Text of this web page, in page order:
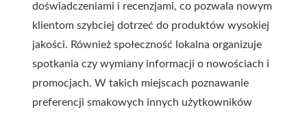
doświadczeniami i recenzjami, co pozwala nowym
klientom szybciej dotrzeć do produktów wysokiej
jakości. Również społeczność lokalna organizuje
spotkania czy wymiany informacji o nowościach i
promocjach. W takich miejscach poznawanie
preferencji smakowych innych użytkowników